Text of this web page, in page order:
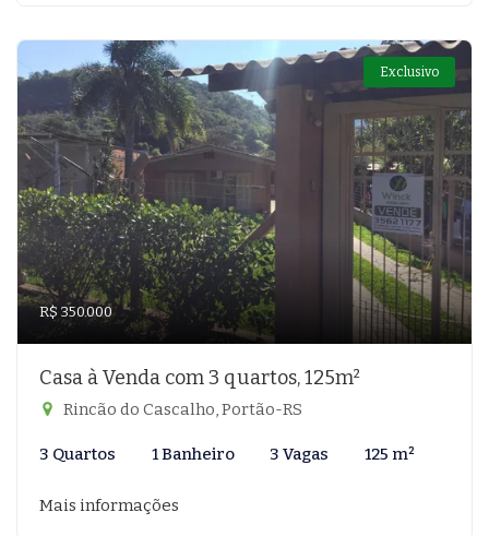
Exclusivo
R$ 350.000
Casa à Venda com 3 quartos, 125m²
Rincão do Cascalho, Portão-RS
3 Quartos 1 Banheiro 3 Vagas 125 m²
Mais informações